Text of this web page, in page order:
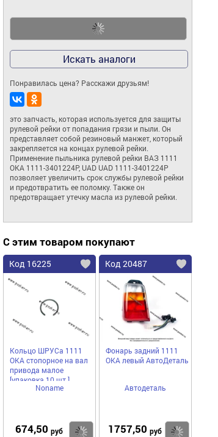
Искать аналоги
Понравилась цена? Расскажи друзьям!
это запчасть, которая используется для защиты
рулевой рейки от попадания грязи и пыли. Он
представляет собой резиновый манжет, который
закрепляется на концах рулевой рейки.
Применение пыльника рулевой рейки ВАЗ 1111
ОКА 1111-3401224Р, UAD UAD 1111-3401224Р
позволяет увеличить срок службы рулевой рейки
и предотвратить ее поломку. Также он
предотвращает утечку масла из рулевой рейки.
С этим товаром покупают
Код 16225
Кольцо ШРУСа 1111
ОКА стопорное на вал
привода малое
[упаковка 10 шт.]
Noname
674,50 руб Купить
Код 20487
Фонарь задний 1111
ОКА левый АвтоДеталь
Автодеталь
1757,50 руб